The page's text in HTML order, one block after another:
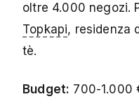
oltre 4.000 negozi.
Topkapi, residenza
tè.
Budget: 700-1.000